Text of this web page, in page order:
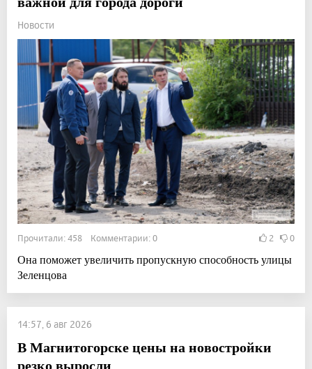
Новости
Прочитали: 458 Комментарии: 0 2 0
Она поможет увеличить пропускную способность улицы
Зеленцова
14:57, 6 авг 2026
В Магнитогорске цены на новостройки